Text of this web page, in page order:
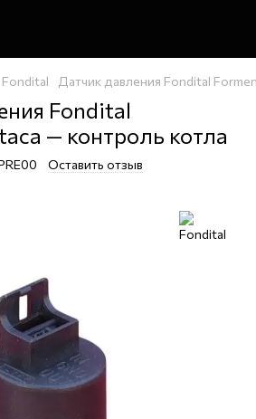
Датчик давления Fondital
Fondital
— контроль котла
Оставить отзыв